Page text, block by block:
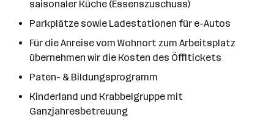
saisonaler Küche (Essenszuschuss)
Parkplätze sowie Ladestationen für e-Autos
Für die Anreise vom Wohnort zum Arbeitsplatz
übernehmen wir die Kosten des Öffitickets
Paten- & Bildungsprogramm
Kinderland und Krabbelgruppe mit
Ganzjahresbetreuung